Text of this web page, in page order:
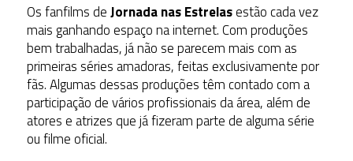
Os fanfilms deJornada nas Estrelasestão cada vez
mais ganhando espaço na internet. Com produções
bem trabalhadas, já não se parecem mais com as
primeiras séries amadoras, feitas exclusivamente por
fãs. Algumas dessas produções têm contado com a
participação de vários profissionais da área, além de
atores e atrizes que já fizeram parte de alguma série
ou filme oficial.